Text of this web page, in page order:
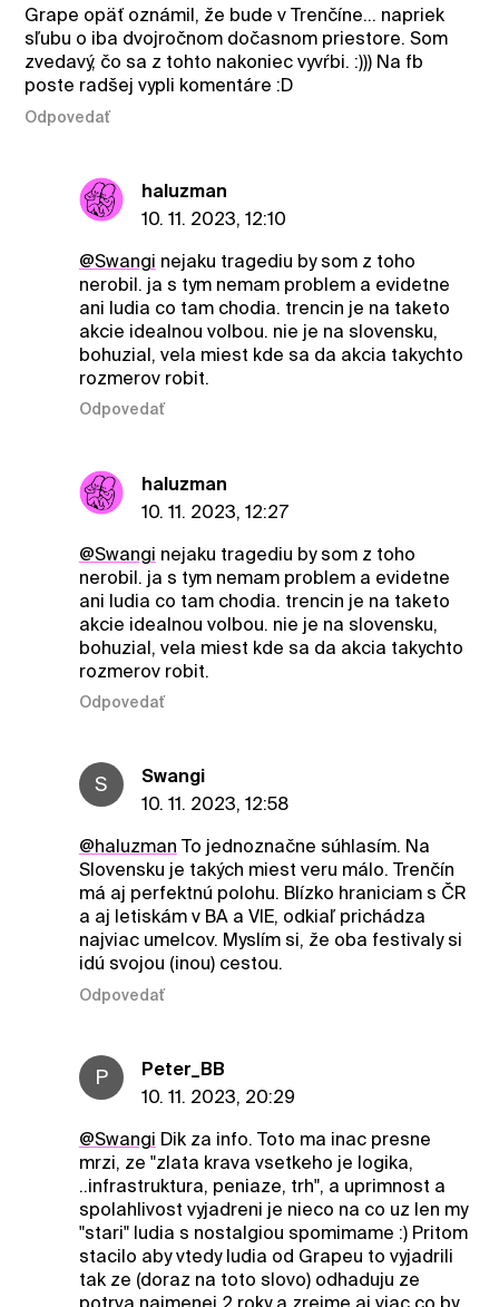
Grape opäť oznámil, že bude v Trenčíne… napriek
sľubu o iba dvojročnom dočasnom priestore. Som
zvedavý, čo sa z tohto nakoniec vyvŕbi. :))) Na fb
poste radšej vypli komentáre :D
Odpovedať
haluzman
10. 11. 2023, 12:10
@Swangi nejaku tragediu by som z toho
nerobil. ja s tym nemam problem a evidetne
ani ludia co tam chodia. trencin je na taketo
akcie idealnou volbou. nie je na slovensku,
bohuzial, vela miest kde sa da akcia takychto
rozmerov robit.
Odpovedať
haluzman
10. 11. 2023, 12:27
@Swangi nejaku tragediu by som z toho
nerobil. ja s tym nemam problem a evidetne
ani ludia co tam chodia. trencin je na taketo
akcie idealnou volbou. nie je na slovensku,
bohuzial, vela miest kde sa da akcia takychto
rozmerov robit.
Odpovedať
S
Swangi
10. 11. 2023, 12:58
@haluzman To jednoznačne súhlasím. Na
Slovensku je takých miest veru málo. Trenčín
má aj perfektnú polohu. Blízko hraniciam s ČR
a aj letiskám v BA a VIE, odkiaľ prichádza
najviac umelcov. Myslím si, že oba festivaly si
idú svojou (inou) cestou.
Odpovedať
P
Peter_BB
10. 11. 2023, 20:29
@Swangi Dik za info. Toto ma inac presne
mrzi, ze "zlata krava vsetkeho je logika,
..infrastruktura, peniaze, trh", a uprimnost a
spolahlivost vyjadreni je nieco na co uz len my
"stari" ludia s nostalgiou spomimame :) Pritom
stacilo aby vtedy ludia od Grapeu to vyjadrili
tak ze (doraz na toto slovo) odhaduju ze